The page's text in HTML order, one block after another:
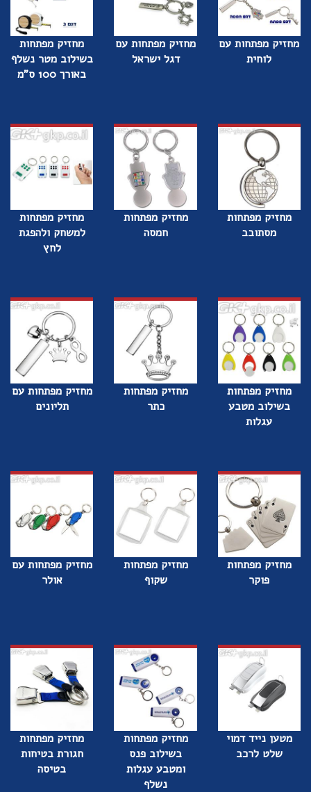
מחזיק מפתחות עם
לוחית
מחזיק מפתחות עם
דגל ישראל
מחזיק מפתחות
בשילוב מטר נשלף
באורך 100 ס"מ
מחזיק מפתחות
מסתובב
מחזיק מפתחות
חמסה
מחזיק מפתחות
למשחק ולהפגת
לחץ
מחזיק מפתחות
בשילוב מטבע
עגלות
מחזיק מפתחות
כתר
מחזיק מפתחות עם
תליונים
מחזיק מפתחות
פוקר
מחזיק מפתחות
שקוף
מחזיק מפתחות עם
אולר
מטען נייד דמוי
שלט לרכב
מחזיק מפתחות
בשילוב פנס
ומטבע עגלות
נשלף
מחזיק מפתחות
חגורת בטיחות
בטיסה